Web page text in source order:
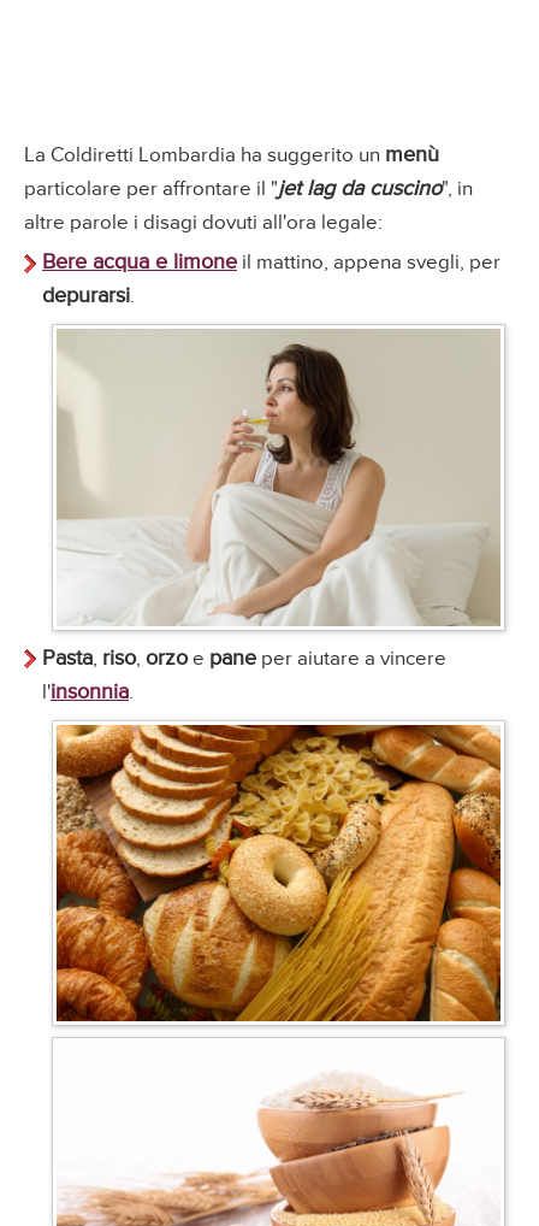
La Coldiretti Lombardia ha suggerito un menù
particolare per affrontare il "jet lag da cuscino", in
altre parole i disagi dovuti all'ora legale:
Bere acqua e limone il mattino, appena svegli, per
depurarsi.
Pasta, riso, orzoe pane per aiutare a vincere
l'insonnia.